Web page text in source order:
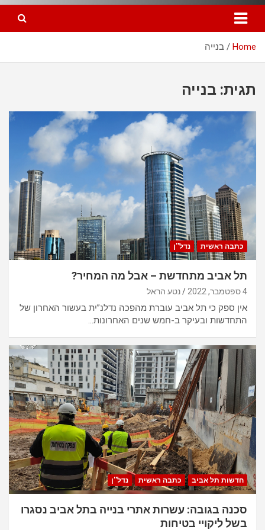
Home בנייה
תגית: בנייה
כתבה ראשית נדל''ן
תל אביב מתחדשת – אבל מה המחיר?
4 ספטמבר, 2022 נטע הראל
אין ספק כי תל אביב עוברת מהפכה נדלנ”ית בעשור האחרון של
התחדשות ובעיקר ב-חמש שנים האחרונות…
חדשות תל אביב כתבה ראשית נדל''ן
סכנה בגובה: עשרות אתרי בנייה בתל אביב נסגרו
בשל ליקויי בטיחות